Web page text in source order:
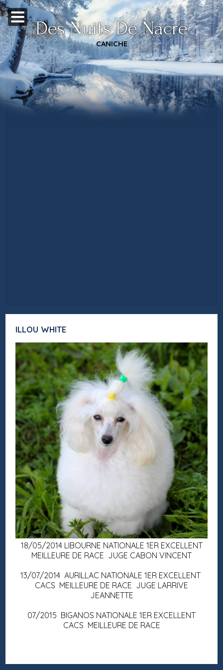
Des Nuits De Nacre
CANICHE
ILLOU WHITE
18/05/2014 LIBOURNE NATIONALE 1ER EXCELLENT
MEILLEURE DE RACE JUGE CABON VINCENT
13/07/2014 AURILLAC NATIONALE 1ER EXCELLENT
CACS MEILLEURE DE RACE JUGE LARRIVE
JEANNETTE
07/2015 BIGANOS NATIONALE 1ER EXCELLENT
CACS MEILLEURE DE RACE